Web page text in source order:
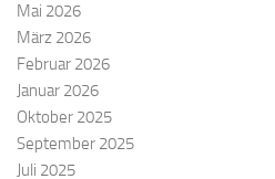
Mai 2026
März 2026
Februar 2026
Januar 2026
Oktober 2025
September 2025
Juli 2025